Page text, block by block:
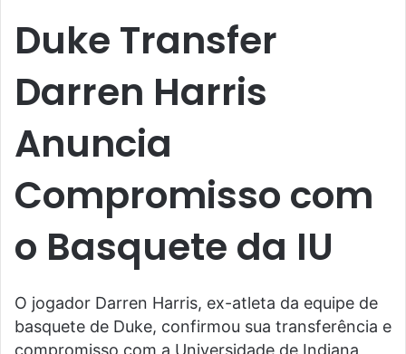
Duke Transfer
Darren Harris
Anuncia
Compromisso com
o Basquete da IU
O jogador Darren Harris, ex-atleta da equipe de
basquete de Duke, confirmou sua transferência e
compromisso com a Universidade de Indiana